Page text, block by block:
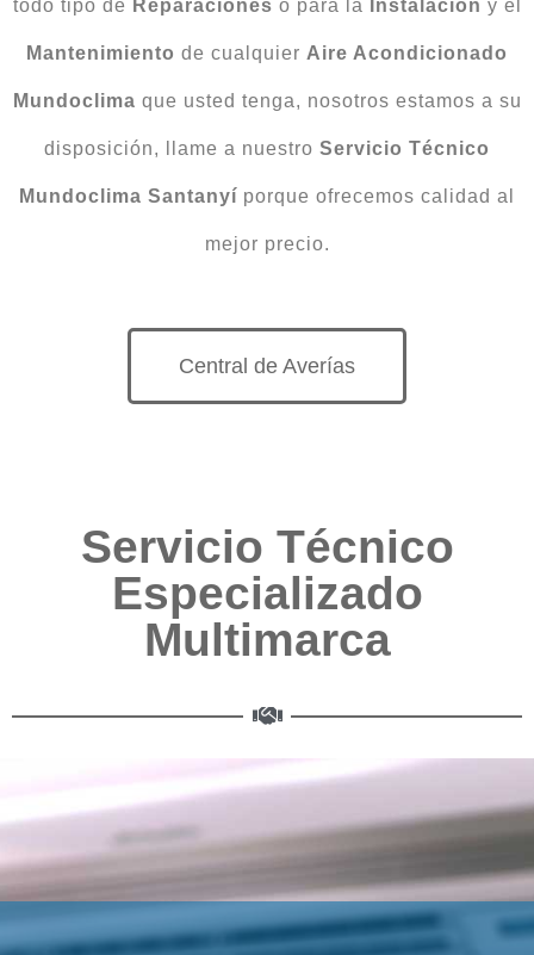
todo tipo de Reparaciones o para la Instalación y el
Mantenimiento de cualquier Aire Acondicionado
Mundoclima que usted tenga, nosotros estamos a su
disposición, llame a nuestro Servicio Técnico
Mundoclima Santanyí porque ofrecemos calidad al
mejor precio.
Central de Averías
Servicio Técnico
Especializado
Multimarca